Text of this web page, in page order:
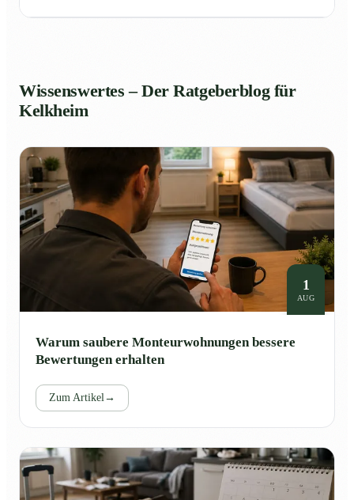
Wissenswertes – Der Ratgeberblog für
Kelkheim
1
AUG
Warum saubere Monteurwohnungen bessere
Bewertungen erhalten
Zum Artikel→